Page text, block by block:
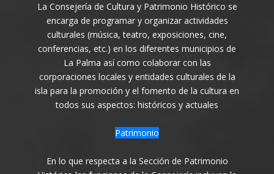
La Consejería de Cultura y Patrimonio Histórico se
encarga de programar y organizar actividades
culturales (música, teatro, exposiciones, cine,
conferencias, etc.) en los diferentes municipios de
La Palma así como colaborar con las
corporaciones locales y entidades culturales de la
isla para la promoción y el fomento de la cultura en
todos sus aspectos: históricos y actuales
Patrimonio
En lo que respecta a la Sección de Patrimonio